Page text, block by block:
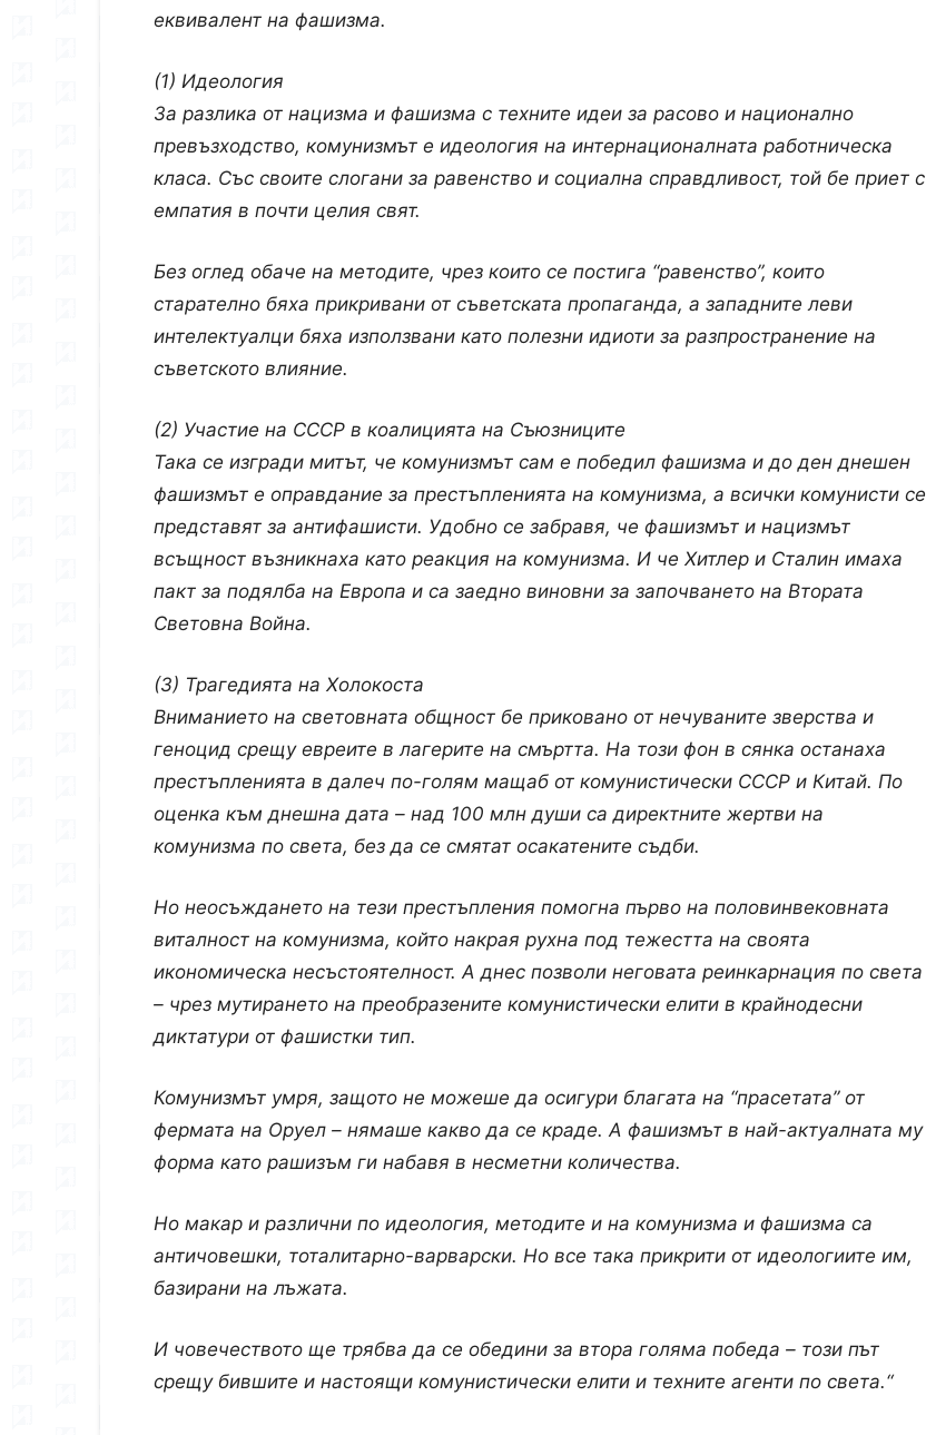
еквивалент на фашизма.
(1) Идеология
За разлика от нацизма и фашизма с техните идеи за расово и национално
превъзходство, комунизмът е идеология на интернационалната работническа
класа. Със своите слогани за равенство и социална справдливост, той бе приет с
емпатия в почти целия свят.
Без оглед обаче на методите, чрез които се постига “равенство”, които
старателно бяха прикривани от съветската пропаганда, а западните леви
интелектуалци бяха използвани като полезни идиоти за разпространение на
съветското влияние.
(2) Участие на СССР в коалицията на Съюзниците
Така се изгради митът, че комунизмът сам е победил фашизма и до ден днешен
фашизмът е оправдание за престъпленията на комунизма, а всички комунисти се
представят за антифашисти. Удобно се забравя, че фашизмът и нацизмът
всъщност възникнаха като реакция на комунизма. И че Хитлер и Сталин имаха
пакт за подялба на Европа и са заедно виновни за започването на Втората
Световна Война.
(3) Трагедията на Холокоста
Вниманието на световната общност бе приковано от нечуваните зверства и
геноцид срещу евреите в лагерите на смъртта. На този фон в сянка останаха
престъпленията в далеч по-голям мащаб от комунистически СССР и Китай. По
оценка към днешна дата – над 100 млн души са директните жертви на
комунизма по света, без да се смятат осакатените съдби.
Но неосъждането на тези престъпления помогна първо на половинвековната
виталност на комунизма, който накрая рухна под тежестта на своята
икономическа несъстоятелност. А днес позволи неговата реинкарнация по света
– чрез мутирането на преобразените комунистически елити в крайнодесни
диктатури от фашистки тип.
Комунизмът умря, защото не можеше да осигури благата на “прасетата” от
фермата на Оруел – нямаше какво да се краде. А фашизмът в най-актуалната му
форма като рашизъм ги набавя в несметни количества.
Но макар и различни по идеология, методите и на комунизма и фашизма са
античовешки, тоталитарно-варварски. Но все така прикрити от идеологиите им,
базирани на лъжата.
И човечеството ще трябва да се обедини за втора голяма победа – този път
срещу бившите и настоящи комунистически елити и техните агенти по света.“